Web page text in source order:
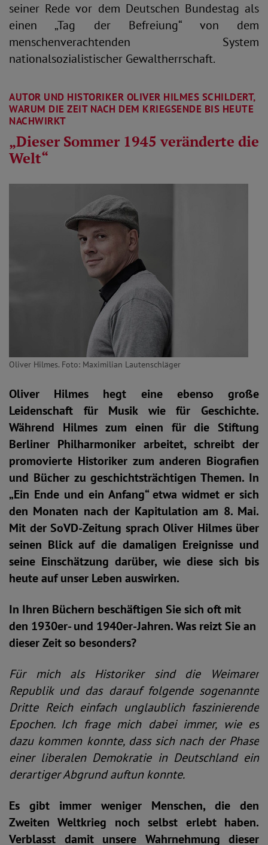
seiner Rede vor dem Deutschen Bundestag als
einen „Tag der Befreiung“ von dem
menschenverachtenden System
nationalsozialistischer Gewaltherrschaft.
AUTOR UND HISTORIKER OLIVER HILMES SCHILDERT,
WARUM DIE ZEIT NACH DEM KRIEGSENDE BIS HEUTE
NACHWIRKT
„Dieser Sommer 1945 veränderte die
Welt“
Oliver Hilmes. Foto: Maximilian Lautenschläger
Oliver Hilmes hegt eine ebenso große
Leidenschaft für Musik wie für Geschichte.
Während Hilmes zum einen für die Stiftung
Berliner Philharmoniker arbeitet, schreibt der
promovierte Historiker zum anderen Biografien
und Bücher zu geschichtsträchtigen Themen. In
„Ein Ende und ein Anfang“ etwa widmet er sich
den Monaten nach der Kapitulation am 8. Mai.
Mit der SoVD-Zeitung sprach Oliver Hilmes über
seinen Blick auf die damaligen Ereignisse und
seine Einschätzung darüber, wie diese sich bis
heute auf unser Leben auswirken.
In Ihren Büchern beschäftigen Sie sich oft mit
den 1930er- und 1940er-Jahren. Was reizt Sie an
dieser Zeit so besonders?
Für mich als Historiker sind die Weimarer
Republik und das darauf folgende sogenannte
Dritte Reich einfach unglaublich faszinierende
Epochen. Ich frage mich dabei immer, wie es
dazu kommen konnte, dass sich nach der Phase
einer liberalen Demokratie in Deutschland ein
derartiger Abgrund auftun konnte.
Es gibt immer weniger Menschen, die den
Zweiten Weltkrieg noch selbst erlebt haben.
Verblasst damit unsere Wahrnehmung dieser